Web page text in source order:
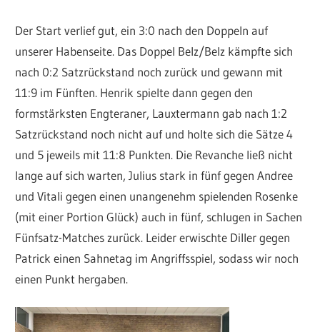
Der Start verlief gut, ein 3:0 nach den Doppeln auf
unserer Habenseite. Das Doppel Belz/Belz kämpfte sich
nach 0:2 Satzrückstand noch zurück und gewann mit
11:9 im Fünften. Henrik spielte dann gegen den
formstärksten Engteraner, Lauxtermann gab nach 1:2
Satzrückstand noch nicht auf und holte sich die Sätze 4
und 5 jeweils mit 11:8 Punkten. Die Revanche ließ nicht
lange auf sich warten, Julius stark in fünf gegen Andree
und Vitali gegen einen unangenehm spielenden Rosenke
(mit einer Portion Glück) auch in fünf, schlugen in Sachen
Fünfsatz-Matches zurück. Leider erwischte Diller gegen
Patrick einen Sahnetag im Angriffsspiel, sodass wir noch
einen Punkt hergaben.